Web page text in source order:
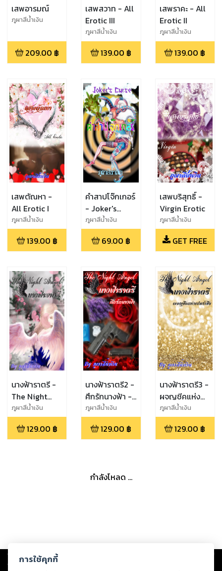
เสพอารมณ์
ภูผาสีน้ำเงิน
209.00 ฿
เสพสวาท - All
Erotic III
ภูผาสีน้ำเงิน
139.00 ฿
เสพราคะ - All
Erotic II
ภูผาสีน้ำเงิน
139.00 ฿
เสพตัณหา -
All Erotic I
ภูผาสีน้ำเงิน
139.00 ฿
คำสาปโจ๊กเกอร์
- Joker's
Curse
ภูผาสีน้ำเงิน
69.00 ฿
เสพบริสุทธิ์ -
Virgin Erotic
ภูผาสีน้ำเงิน
GET FREE
นางฟ้าราตรี -
The Night
Angel
ภูผาสีน้ำเงิน
129.00 ฿
นางฟ้าราตรี2 -
ศึกรักนางฟ้า -
The Night
Angel
ภูผาสีน้ำเงิน
129.00 ฿
นางฟ้าราตรี3 -
ผจญชีคแห่ง
เปอร์เซีย - The
Night Angel
ภูผาสีน้ำเงิน
129.00 ฿
กำลังโหลด ...
Copyright © 2026
ต่อผลงานหรือเนื้อหาใดที่อัปโหลดผ่านเว็บไซต์และปรากฏว่าละเมิดสิทธิใน
การใช้คุกกี้